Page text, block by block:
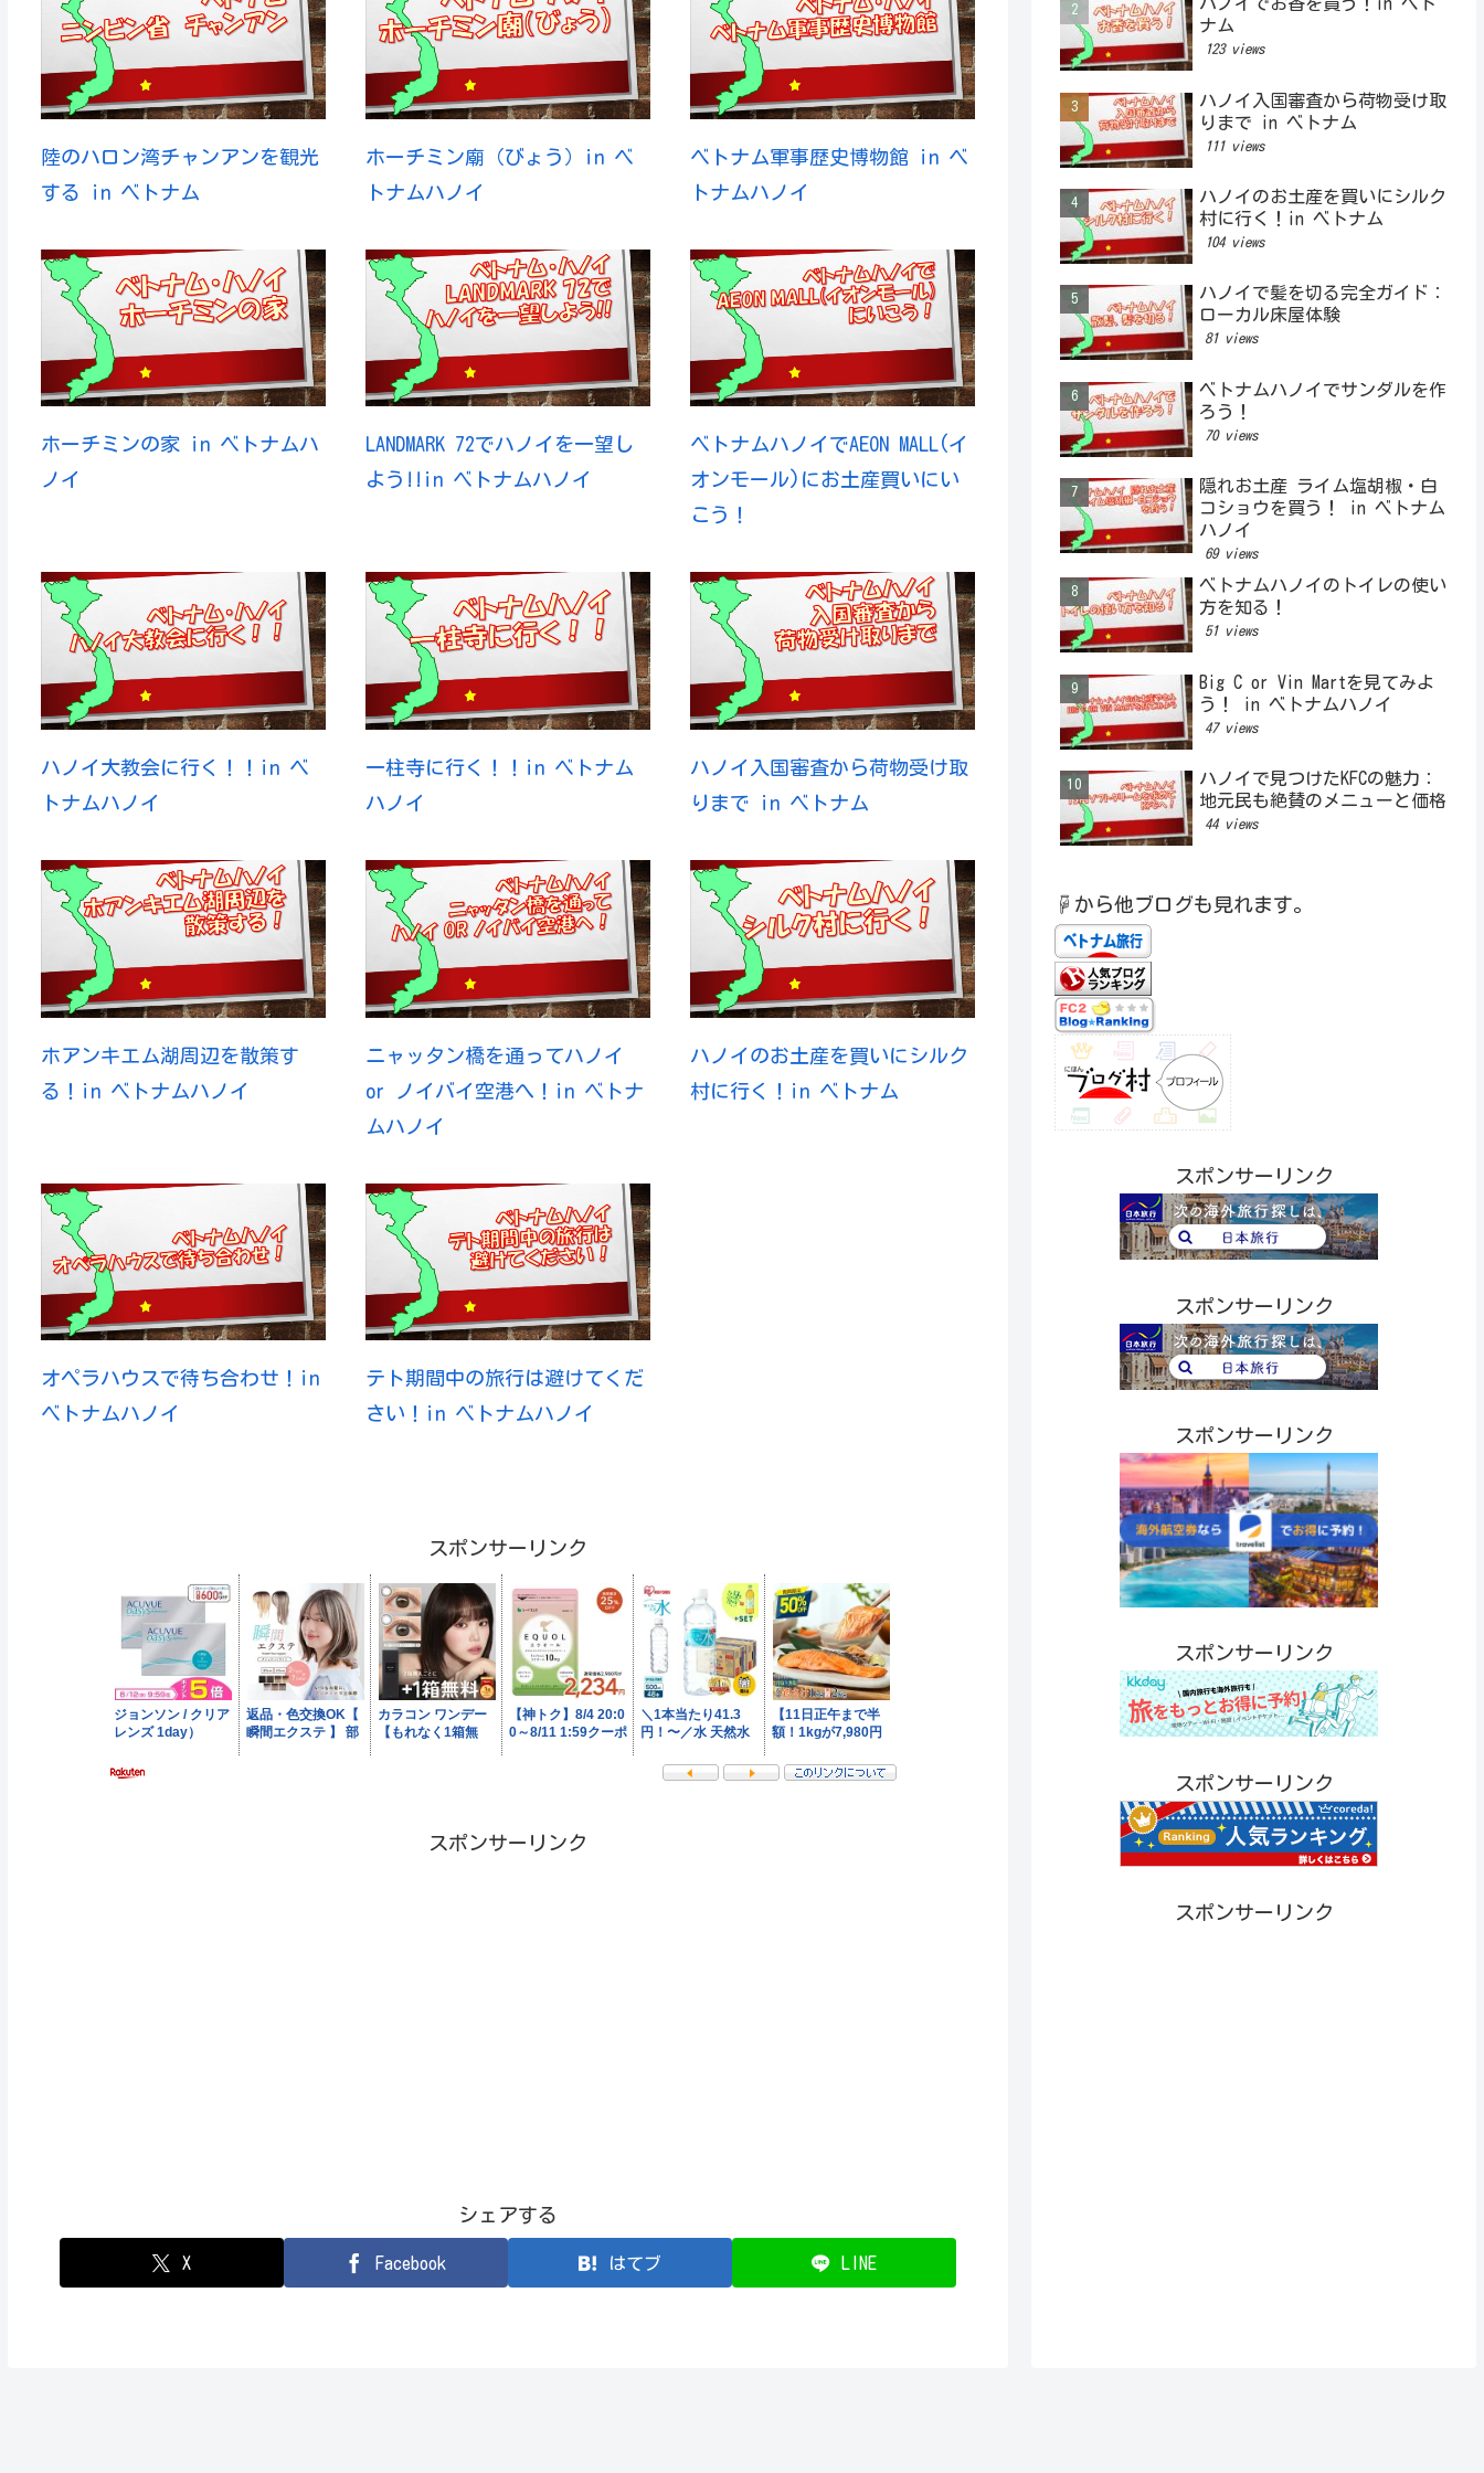
陸のハロン湾チャンアンを観光
する in ベトナム
ホーチミン廟（びょう）in ベ
トナムハノイ
ベトナム軍事歴史博物館 in ベ
トナムハノイ
ホーチミンの家 in ベトナムハ
ノイ
LANDMARK 72でハノイを一望し
よう!!in ベトナムハノイ
ベトナムハノイでAEON MALL(イ
オンモール)にお土産買いにい
こう！
ハノイ大教会に行く！！in ベ
トナムハノイ
一柱寺に行く！！in ベトナム
ハノイ
ハノイ入国審査から荷物受け取
りまで in ベトナム
ホアンキエム湖周辺を散策す
る！in ベトナムハノイ
ニャッタン橋を通ってハノイ
or ノイバイ空港へ！in ベトナ
ムハノイ
ハノイのお土産を買いにシルク
村に行く！in ベトナム
オペラハウスで待ち合わせ！in
ベトナムハノイ
テト期間中の旅行は避けてくだ
さい！in ベトナムハノイ
スポンサーリンク
スポンサーリンク
シェアする
X Facebook はてブ LINE
ハノイでお香を買う！in ベト
ナム
123 views
ハノイ入国審査から荷物受け取
りまで in ベトナム
111 views
ハノイのお土産を買いにシルク
村に行く！in ベトナム
104 views
ハノイで髪を切る完全ガイド：
ローカル床屋体験
81 views
ベトナムハノイでサンダルを作
ろう！
70 views
隠れお土産 ライム塩胡椒・白
コショウを買う！ in ベトナム
ハノイ
69 views
ベトナムハノイのトイレの使い
方を知る！
51 views
Big C or Vin Martを見てみよ
う！ in ベトナムハノイ
47 views
ハノイで見つけたKFCの魅力：
地元民も絶賛のメニューと価格
44 views
☟から他ブログも見れます。
スポンサーリンク
スポンサーリンク
スポンサーリンク
スポンサーリンク
スポンサーリンク
スポンサーリンク